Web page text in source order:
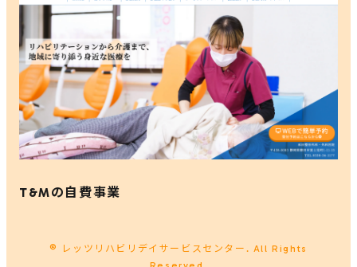
T&Mの自費事業
© レッツリハビリデイサービスセンター. All Rights